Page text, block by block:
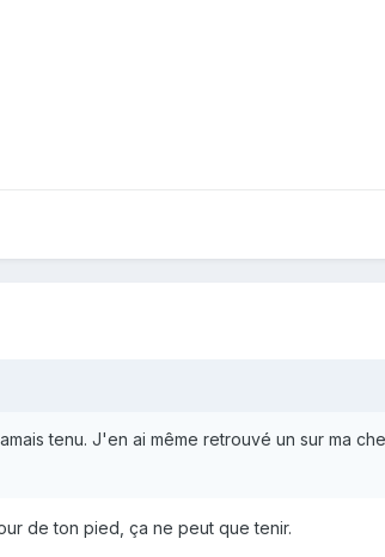
tenu. J'en ai même retrouvé un sur ma
de ton pied, ça ne peut que tenir.